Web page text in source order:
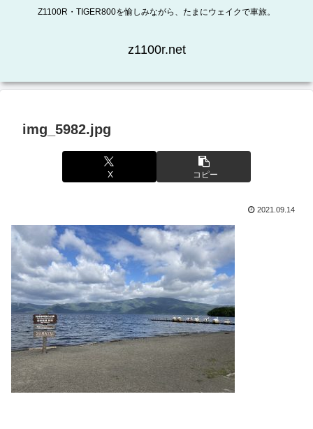
Z1100R・TIGER800を愉しみながら、たまにウェイクで車旅。
z1100r.net
img_5982.jpg
X コピー
2021.09.14